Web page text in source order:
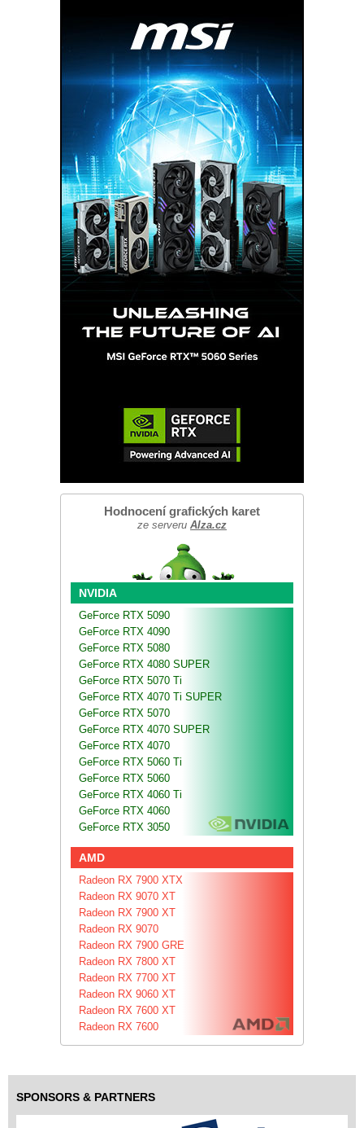
Hodnocení grafických karet
ze serveru Alza.cz
NVIDIA
GeForce RTX 5090
GeForce RTX 4090
GeForce RTX 5080
GeForce RTX 4080 SUPER
GeForce RTX 5070 Ti
GeForce RTX 4070 Ti SUPER
GeForce RTX 5070
GeForce RTX 4070 SUPER
GeForce RTX 4070
GeForce RTX 5060 Ti
GeForce RTX 5060
GeForce RTX 4060 Ti
GeForce RTX 4060
GeForce RTX 3050
AMD
Radeon RX 7900 XTX
Radeon RX 9070 XT
Radeon RX 7900 XT
Radeon RX 9070
Radeon RX 7900 GRE
Radeon RX 7800 XT
Radeon RX 7700 XT
Radeon RX 9060 XT
Radeon RX 7600 XT
Radeon RX 7600
SPONSORS & PARTNERS